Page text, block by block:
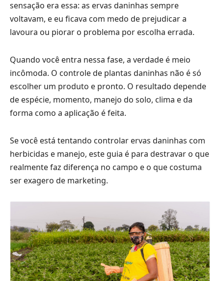
sensação era essa: as ervas daninhas sempre
voltavam, e eu ficava com medo de prejudicar a
lavoura ou piorar o problema por escolha errada.
Quando você entra nessa fase, a verdade é meio
incômoda. O controle de plantas daninhas não é só
escolher um produto e pronto. O resultado depende
de espécie, momento, manejo do solo, clima e da
forma como a aplicação é feita.
Se você está tentando controlar ervas daninhas com
herbicidas e manejo, este guia é para destravar o que
realmente faz diferença no campo e o que costuma
ser exagero de marketing.